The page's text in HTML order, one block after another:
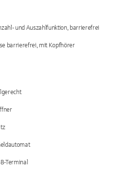
und Auszahlfunktion, barrierefrei
barrierefrei, mit Kopfhörer
Terminal